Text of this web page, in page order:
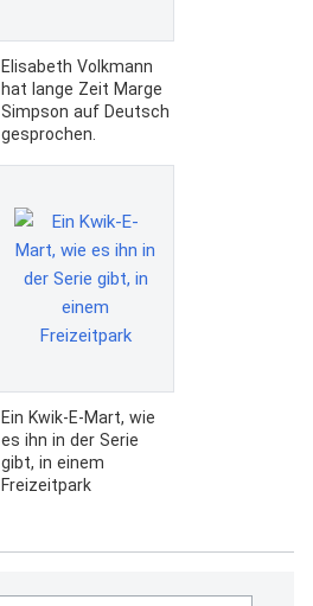
Elisabeth Volkmann
hat lange Zeit Marge
Simpson auf Deutsch
gesprochen.
Ein Kwik-E-Mart, wie
es ihn in der Serie
gibt, in einem
Freizeitpark